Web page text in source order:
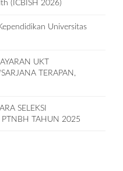
(ICBISH 2026)
Universitas
UKT
TERAPAN,
SELEKSI
PTNBH TAHUN 2025